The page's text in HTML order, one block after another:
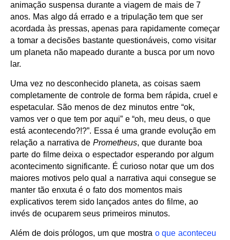
animação suspensa durante a viagem de mais de 7
anos. Mas algo dá errado e a tripulação tem que ser
acordada às pressas, apenas para rapidamente começar
a tomar a decisões bastante questionáveis, como visitar
um planeta não mapeado durante a busca por um novo
lar.
Uma vez no desconhecido planeta, as coisas saem
completamente de controle de forma bem rápida, cruel e
espetacular. São menos de dez minutos entre “ok,
vamos ver o que tem por aqui” e “oh, meu deus, o que
está acontecendo?!?”. Essa é uma grande evolução em
relação a narrativa dePrometheus, que durante boa
parte do filme deixa o espectador esperando por algum
acontecimento significante. É curioso notar que um dos
maiores motivos pelo qual a narrativa aqui consegue se
manter tão enxuta é o fato dos momentos mais
explicativos terem sido lançados antes do filme, ao
invés de ocuparem seus primeiros minutos.
Além de dois prólogos, um que mostra o que aconteceu